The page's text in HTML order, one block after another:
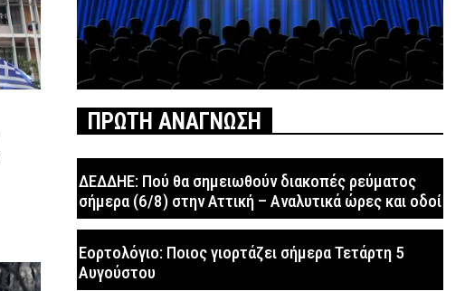
ΠΡΩΤΗ ΑΝΑΓΝΩΣΗ
ΔΕΔΔΗΕ: Πού θα σημειωθούν διακοπές ρεύματος
σήμερα (6/8) στην Αττική – Αναλυτικά ώρες και οδοί
Εορτολόγιο: Ποιος γιορτάζει σήμερα Τετάρτη 5
Αυγούστου